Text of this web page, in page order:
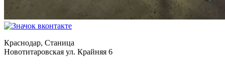
Краснодар, Станица
Новотитаровская ул. Крайняя 6